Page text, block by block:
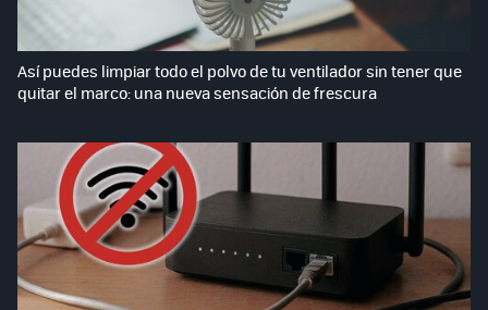
Así puedes limpiar todo el polvo de tu ventilador sin tener que
quitar el marco: una nueva sensación de frescura